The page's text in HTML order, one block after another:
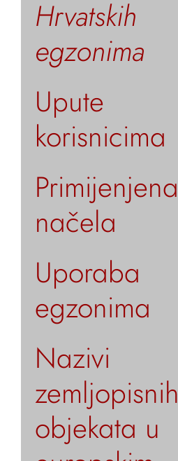
Hrvatskih
egzonima
Upute
korisnicima
Primijenjena
načela
Uporaba
egzonima
Nazivi
zemljopisnih
objekata u